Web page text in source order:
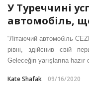
У Туреччині
автомобіль,
“Літаючий автомобіль
рівні, здійснив свій
Geleceğin yarışlarına hazır
Kate Shafak 09/16/2020